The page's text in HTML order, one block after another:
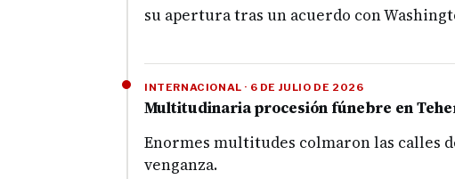
su apertura tras un acuerdo con
INTERNACIONAL · 6 DE JULIO DE 2026
Multitudinaria procesión fúnebre en
Enormes multitudes colmaron las calles
venganza.